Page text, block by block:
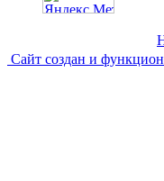
Сайт создан и